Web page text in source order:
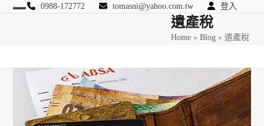
Skip
0988-172772 tomasni@yahoo.com.tw 登入
匯豐國際風險管理顧問遺產稅
Home »Blog »遺產稅